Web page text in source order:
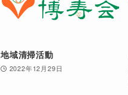
地域清掃活動
2022年12月29日